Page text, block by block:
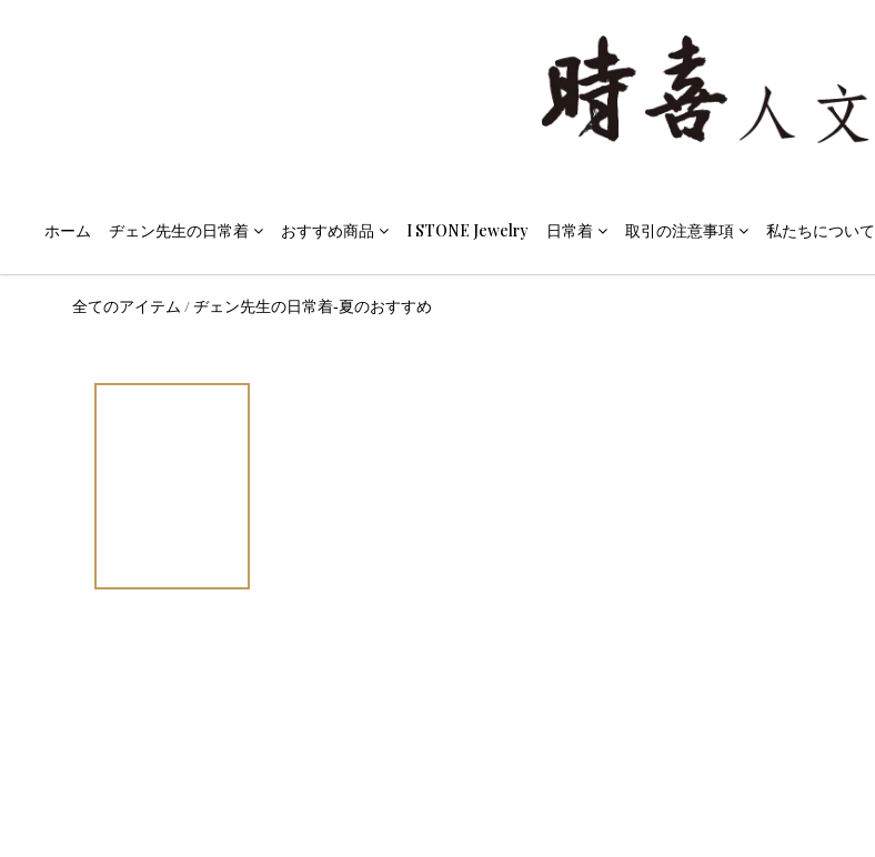
ホーム ヂェン先生の日常着 おすすめ商品 I STONE Jewelry 日常着 取引の注意事項 私たちについて
全てのアイテム /ヂェン先生の日常着-夏のおすすめ